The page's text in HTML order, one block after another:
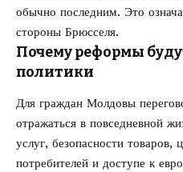
обычно последним. Это
стороны Брюсселя.
Почему реформы
политики
Для граждан Молдовы
отражаться в повседневной
услуг, безопасности товаров,
потребителей и доступе к